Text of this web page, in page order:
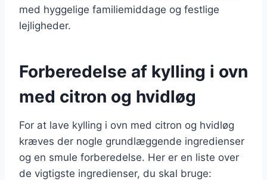
med hyggelige familiemiddage og festlige
lejligheder.
Forberedelse af kylling i ovn
med citron og hvidløg
For at lave kylling i ovn med citron og hvidløg
kræves der nogle grundlæggende ingredienser
og en smule forberedelse. Her er en liste over
de vigtigste ingredienser, du skal bruge: